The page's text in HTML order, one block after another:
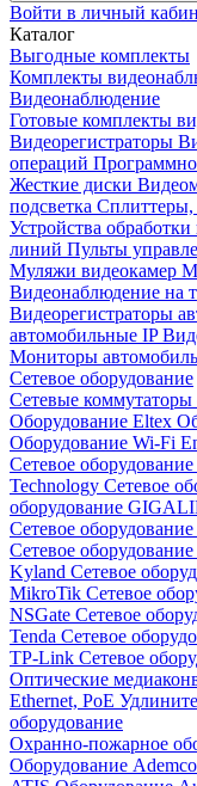
Войти в личный
Каталог
Выгодные комплекты
Комплекты
Видеонаблюдение
Готовые комплекты
Видеорегистраторы
операций
Жесткие диски
подсветка
Устройства обработки
линий Пульты
Муляжи видеокамер
Видеонаблюдение на
Видеорегистраторы
автомобильные IP
Мониторы
Сетевое оборудование
Сетевые коммутаторы
Оборудование Eltex
Оборудование Wi-Fi
Сетевое
Technology Сетевое
оборудование
Сетевое
Сетевое
Kyland Сетевое
MikroTik Сетевое
NSGate Сетевое
Tenda Сетевое
TP-Link Сетевое
Оптические
Ethernet, PoE
оборудование
Охранно-пожарное
Оборудование Ademco